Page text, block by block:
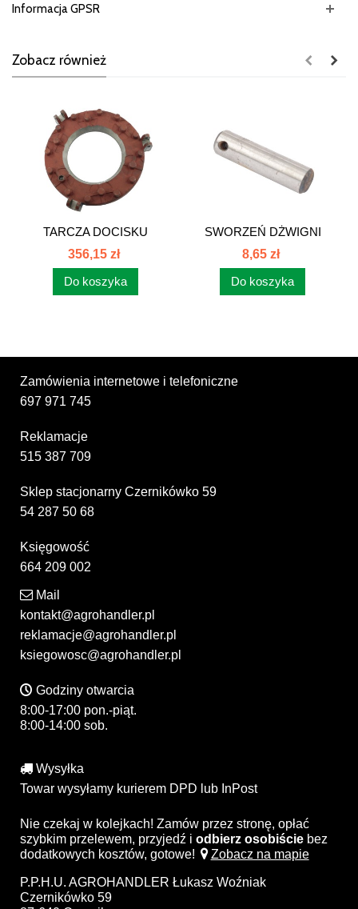
Informacja GPSR
Zobacz również
TARCZA DOCISKU
SPRZĘGŁA C385...
356,15 zł
Do koszyka
SWORZEŃ DŻWIGNI
SPRZĘGŁA 80021043
8,65 zł
Do koszyka
Zamówienia internetowe i telefoniczne
697 971 745
Reklamacje
515 387 709
Sklep stacjonarny Czernikówko 59
54 287 50 68
Księgowość
664 209 002
Mail
kontakt@agrohandler.pl
reklamacje@agrohandler.pl
ksiegowosc@agrohandler.pl
Godziny otwarcia
8:00-17:00 pon.-piąt.
8:00-14:00 sob.
Wysyłka
Towar wysyłamy kurierem DPD lub InPost
Nie czekaj w kolejkach! Zamów przez stronę, opłać
szybkim przelewem, przyjedź i odbierz osobiście bez
dodatkowych kosztów, gotowe!
Zobacz na mapie
P.P.H.U. AGROHANDLER Łukasz Woźniak
Czernikówko 59